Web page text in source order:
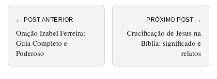
← POST ANTERIOR
Oração Izabel Ferreira:
Guia Completo e
Poderoso
PRÓXIMO POST →
Crucificação de Jesus na
Bíblia: significado e
relatos